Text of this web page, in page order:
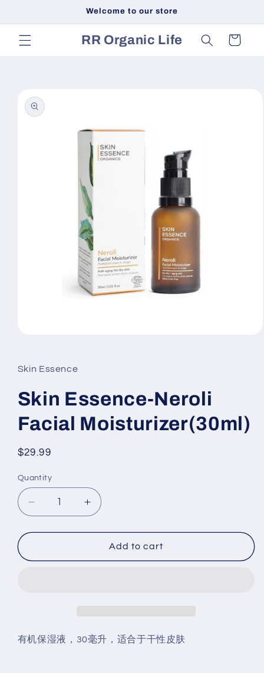
Welcome to our store
RR Organic Life Cart
product
information
in
modal
Skin Essence
Skin Essence-Neroli
Facial Moisturizer(30ml)
Regular
$29.99
Quantity
Decrease
quantity
for
Essence-
Increase
quantity
for
Essence-
Add to cart
有机保湿液，30毫升，适合于干性皮肤